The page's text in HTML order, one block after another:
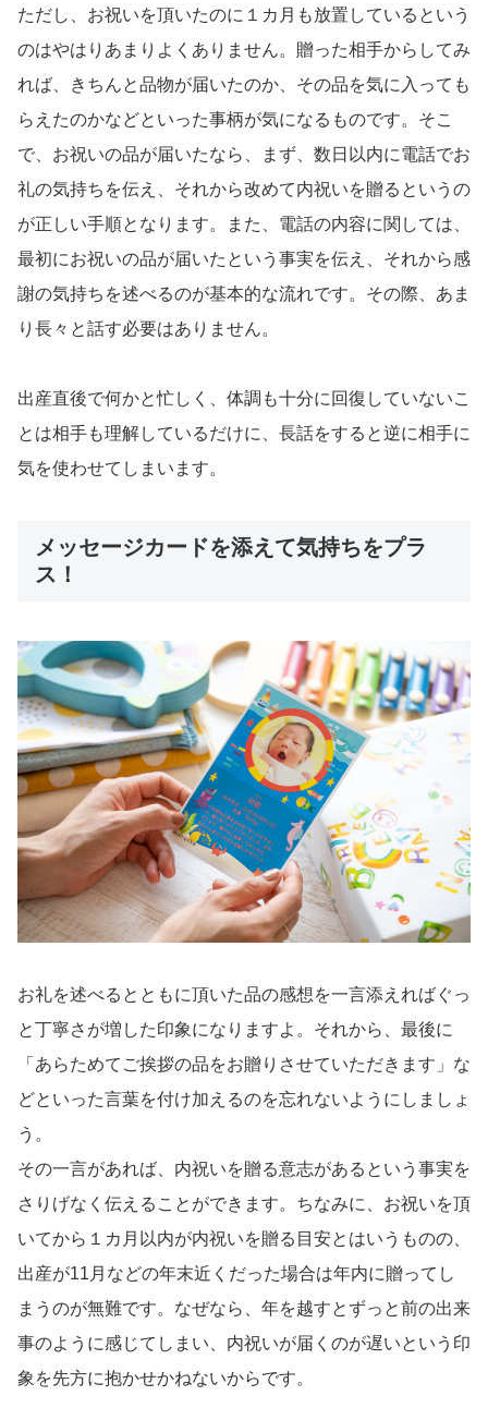
ただし、お祝いを頂いたのに１カ月も放置しているという
のはやはりあまりよくありません。贈った相手からしてみ
れば、きちんと品物が届いたのか、その品を気に入っても
らえたのかなどといった事柄が気になるものです。そこ
で、お祝いの品が届いたなら、まず、数日以内に電話でお
礼の気持ちを伝え、それから改めて内祝いを贈るというの
が正しい手順となります。また、電話の内容に関しては、
最初にお祝いの品が届いたという事実を伝え、それから感
謝の気持ちを述べるのが基本的な流れです。その際、あま
り長々と話す必要はありません。
出産直後で何かと忙しく、体調も十分に回復していないこ
とは相手も理解しているだけに、長話をすると逆に相手に
気を使わせてしまいます。
メッセージカードを添えて気持ちをプラ
ス！
お礼を述べるとともに頂いた品の感想を一言添えればぐっ
と丁寧さが増した印象になりますよ。それから、最後に
「あらためてご挨拶の品をお贈りさせていただきます」な
どといった言葉を付け加えるのを忘れないようにしましょ
う。
その一言があれば、内祝いを贈る意志があるという事実を
さりげなく伝えることができます。ちなみに、お祝いを頂
いてから１カ月以内が内祝いを贈る目安とはいうものの、
出産が11月などの年末近くだった場合は年内に贈ってし
まうのが無難です。なぜなら、年を越すとずっと前の出来
事のように感じてしまい、内祝いが届くのが遅いという印
象を先方に抱かせかねないからです。